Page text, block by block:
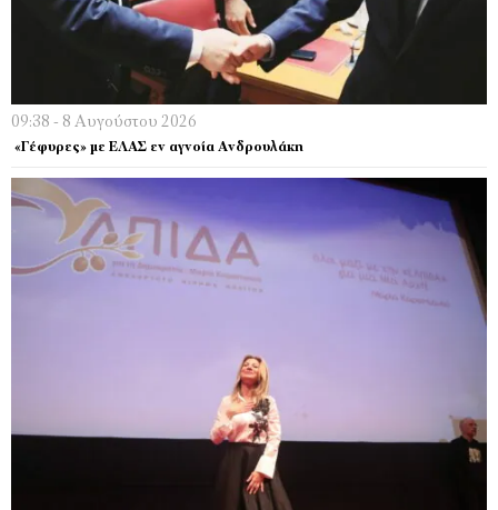
09:38 - 8 Αυγούστου 2026
«Γέφυρες» με ΕΛΑΣ εν αγνοία Ανδρουλάκη